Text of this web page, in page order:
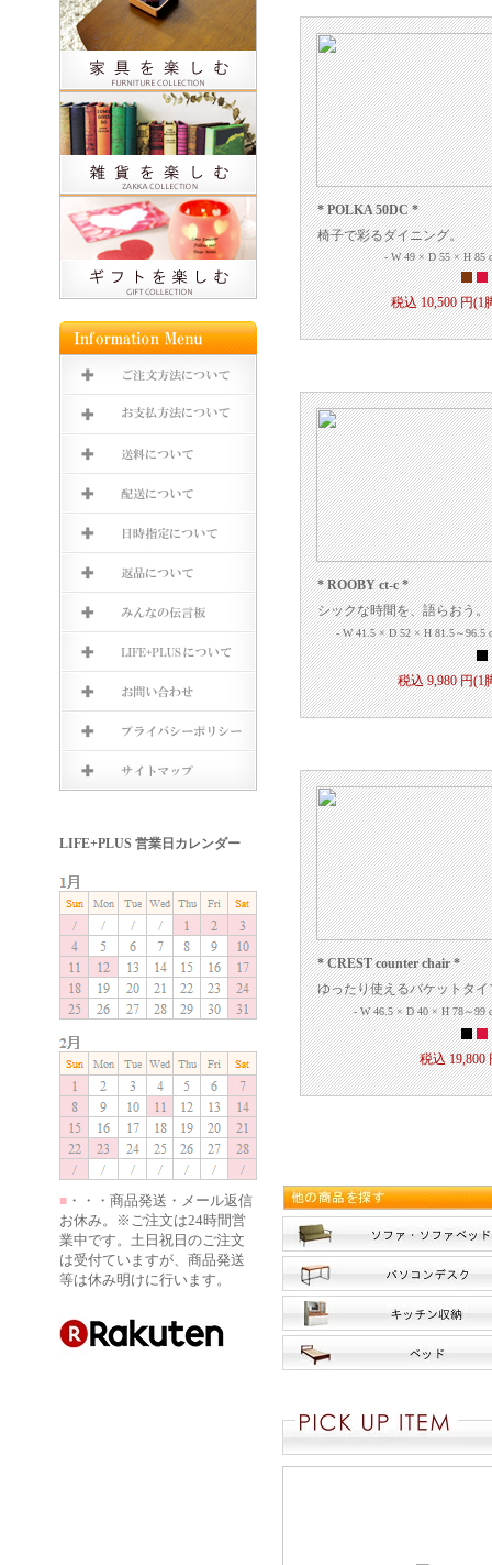
* POLKA 50DC *
椅子で彩るダイニング。
- W 49 × D 55 × H 85
税込 10,500 円(1
* ROOBY ct-c *
シックな時間を、語らおう。
- W 41.5 × D 52 × H 81.5～96.5
税込 9,980 円(1
* CREST counter chair *
ゆったり使えるバケットタイ
- W 46.5 × D 40 × H 78～99
税込 19,800